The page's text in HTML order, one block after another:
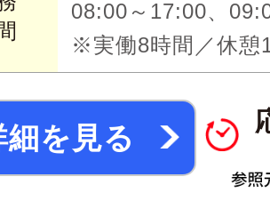
08:00～17:00、
※実働8時間／休憩
細を見る